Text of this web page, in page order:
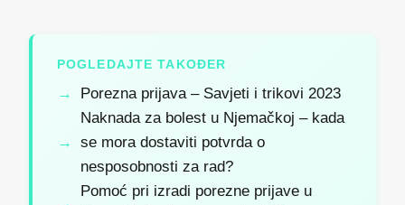
POGLEDAJTE TAKOĐER
Porezna prijava – Savjeti i trikovi 2023
Naknada za bolest u Njemačkoj – kada
se mora dostaviti potvrda o
nesposobnosti za rad?
Pomoć pri izradi porezne prijave u